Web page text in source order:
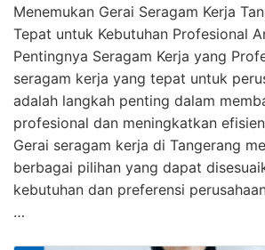
Menemukan Gerai Seragam Kerja
Tepat untuk Kebutuhan Profesional
Pentingnya Seragam Kerja yang
seragam kerja yang tepat untuk
adalah langkah penting dalam
profesional dan meningkatkan
Gerai seragam kerja di Tangerang
berbagai pilihan yang dapat
kebutuhan dan preferensi
…